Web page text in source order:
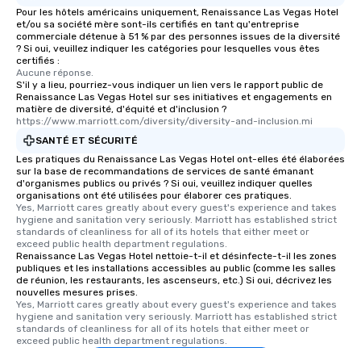
Pour les hôtels américains uniquement, Renaissance Las Vegas Hotel
et/ou sa société mère sont-ils certifiés en tant qu'entreprise
commerciale détenue à 51 % par des personnes issues de la diversité
? Si oui, veuillez indiquer les catégories pour lesquelles vous êtes
certifiés :
Aucune réponse.
S'il y a lieu, pourriez-vous indiquer un lien vers le rapport public de
Renaissance Las Vegas Hotel sur ses initiatives et engagements en
matière de diversité, d'équité et d'inclusion ?
https://www.marriott.com/diversity/diversity-and-inclusion.mi
SANTÉ ET SÉCURITÉ
Les pratiques du Renaissance Las Vegas Hotel ont-elles été élaborées
sur la base de recommandations de services de santé émanant
d'organismes publics ou privés ? Si oui, veuillez indiquer quelles
organisations ont été utilisées pour élaborer ces pratiques.
Yes, Marriott cares greatly about every guest's experience and takes
hygiene and sanitation very seriously. Marriott has established strict
standards of cleanliness for all of its hotels that either meet or
exceed public health department regulations.
Renaissance Las Vegas Hotel nettoie-t-il et désinfecte-t-il les zones
publiques et les installations accessibles au public (comme les salles
de réunion, les restaurants, les ascenseurs, etc.) Si oui, décrivez les
nouvelles mesures prises.
Yes, Marriott cares greatly about every guest's experience and takes
hygiene and sanitation very seriously. Marriott has established strict
standards of cleanliness for all of its hotels that either meet or
exceed public health department regulations.